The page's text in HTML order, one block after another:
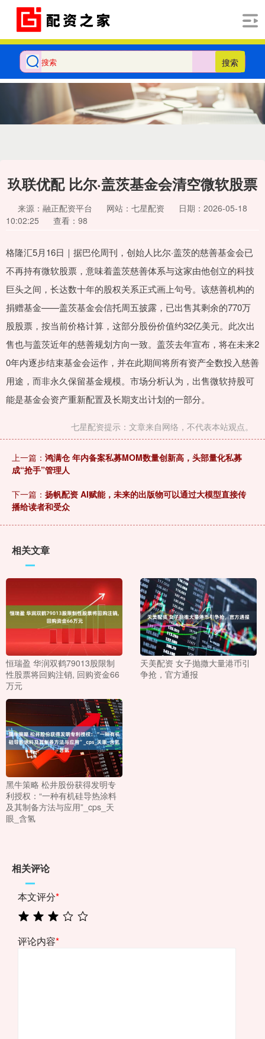
搜索
玖联优配 比尔·盖茨基金会清空微软股票
来源：融正配资平台 网站：七星配资
日期：2026-05-18
10:02:25
查看：98
格隆汇5月16日｜据巴伦周刊，创始人比尔·盖茨的慈善基金会已
不再持有微软股票，意味着盖茨慈善体系与这家由他创立的科技
巨头之间，长达数十年的股权关系正式画上句号。该慈善机构的
捐赠基金——盖茨基金会信托周五披露，已出售其剩余的770万
股股票，按当前价格计算，这部分股份价值约32亿美元。此次出
售也与盖茨近年的慈善规划方向一致。盖茨去年宣布，将在未来2
0年内逐步结束基金会运作，并在此期间将所有资产全数投入慈善
用途，而非永久保留基金规模。市场分析认为，出售微软持股可
能是基金会资产重新配置及长期支出计划的一部分。
七星配资提示：文章来自网络，不代表本站观点。
上一篇： 鸿满仓 年内备案私募MOM数量创新高，头部量化私募
成“抢手”管理人
下一篇： 扬帆配资 AI赋能，未来的出版物可以通过大模型直接传
播给读者和受众
相关文章
恒瑞盈 华润双鹤79013股限制
性股票将回购注销, 回购资金66
万元
天美配资 女子抛撒大量港币引
争抢，官方通报
黑牛策略 松井股份获得发明专
利授权：“一种有机硅导热涂料
及其制备方法与应用”_cps_天
眼_含氢
相关评论
本文评分*
评论内容*